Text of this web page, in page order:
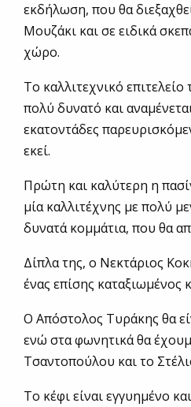
εκδήλωση, που θα
Μουζάκι και σε ειδικά
χώρο.
Το καλλιτεχνικό
πολύ δυνατό και
εκατοντάδες
εκεί.
Πρώτη και καλύτερη η
μία καλλιτέχνης με πολύ
δυνατά κομμάτια, που θα
Δίπλα της, ο Νεκτάριος
ένας επίσης καταξιωμένος
Ο Απόστολος Τυράκης θα
ενώ στα φωνητικά θα
Τσαντοπούλου και το
Το κέφι είναι εγγυημένο